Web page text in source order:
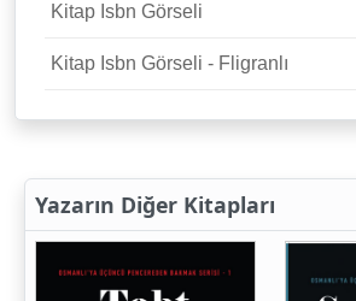
Kitap Isbn Görseli
Kitap Isbn Görseli - Fligranlı
Yazarın Diğer Kitapları